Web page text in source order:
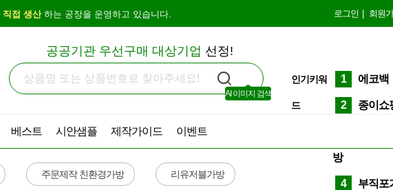
직접 생산하는 공장을 운영하고 있습니다. 로그인 회원
공공기관 우선구매 대상기업 선정!
AI 이미지 검색
인기키워
드
1 에코백
2 종이쇼
방
4 부직포
베스트 시안샘플 제작가이드 이벤트
주문제작 친환경가방 리유저블가방